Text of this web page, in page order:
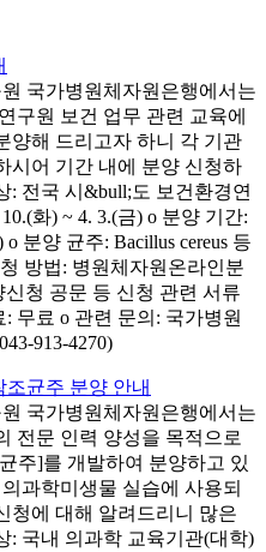
국가병원체자원은행에서는
구원 보건 업무 관련 교육에
양해 드리고자 하니 각 기관
시어 기간 내에 분양 신청하
: 전국 시&bull;도 보건환경연
화) ~ 4. 3.(금) o 분양 기간:
o 분양 균주: Bacillus cereus 등
방법: 병원체자원온라인분
청 공문 등 신청 관련 서류
무료 o 관련 문의: 국가병원
913-4270)
조균주 분양 안내
국가병원체자원은행에서는
전문 인력 양성을 목적으로
주]를 개발하여 분양하고 있
과학미생물 실습에 사용되
청에 대해 알려드리니 많은
: 국내 의과학 교육기관(대학)